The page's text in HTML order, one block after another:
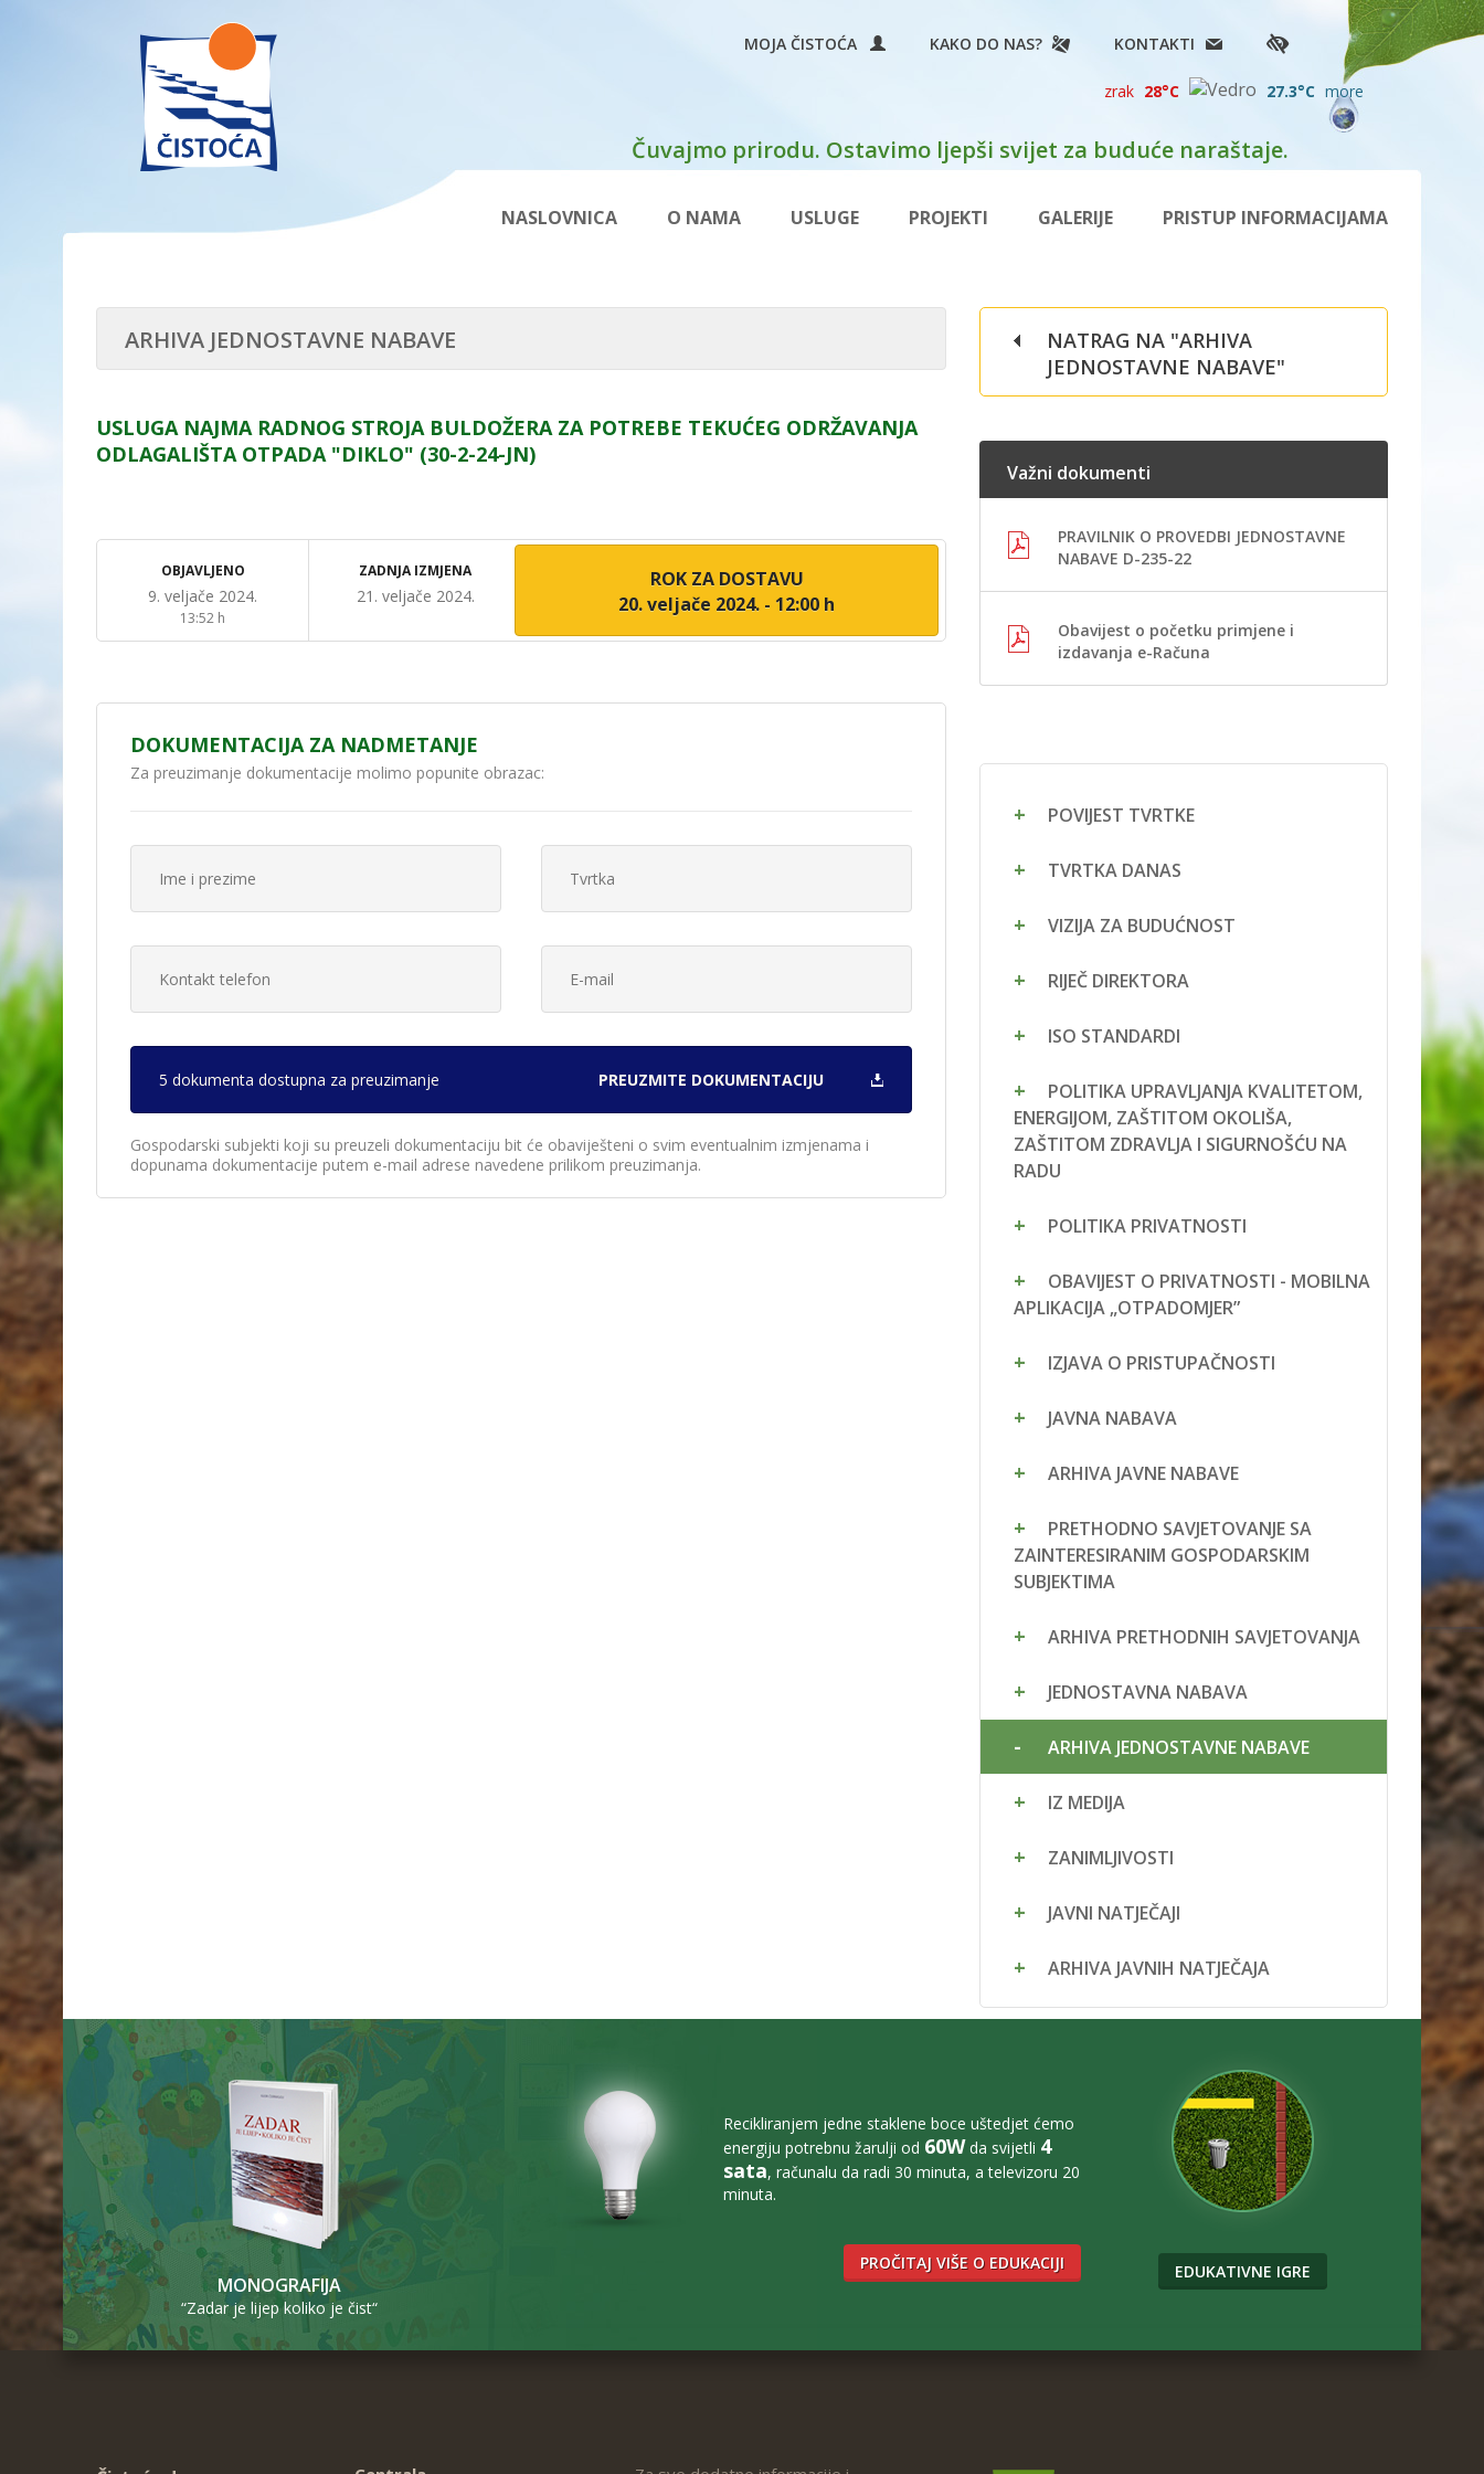
KONTAKTI
KAKO DO NAS?
MOJA ČISTOĆA
zrak 28°C 27.3°C more
Čuvajmo prirodu. Ostavimo ljepši svijet za buduće naraštaje.
NASLOVNICA O NAMA USLUGE PROJEKTI GALERIJE PRISTUP INFORMACIJAMA
ARHIVA JEDNOSTAVNE NABAVE
USLUGA NAJMA RADNOG STROJA BULDOŽERA ZA POTREBE TEKUĆEG ODRŽAVANJA
ODLAGALIŠTA OTPADA "DIKLO" (30-2-24-JN)
OBJAVLJENO
9. veljače 2024.
13:52 h
ZADNJA IZMJENA
21. veljače 2024.
ROK ZA DOSTAVU
20. veljače 2024. - 12:00 h
DOKUMENTACIJA ZA NADMETANJE
Za preuzimanje dokumentacije molimo popunite obrazac:
5 dokumenta dostupna za preuzimanje
Gospodarski subjekti koji su preuzeli dokumentaciju bit će obaviješteni o svim eventualnim izmjenama i
dopunama dokumentacije putem e-mail adrese navedene prilikom preuzimanja.
NATRAG NA "ARHIVA
JEDNOSTAVNE NABAVE"
Važni dokumenti
PRAVILNIK O PROVEDBI JEDNOSTAVNE
NABAVE D-235-22
Obavijest o početku primjene i
izdavanja e-Računa
POVIJEST TVRTKE
TVRTKA DANAS
VIZIJA ZA BUDUĆNOST
RIJEČ DIREKTORA
ISO STANDARDI
POLITIKA UPRAVLJANJA KVALITETOM,
ENERGIJOM, ZAŠTITOM OKOLIŠA,
ZAŠTITOM ZDRAVLJA I SIGURNOŠĆU NA
RADU
POLITIKA PRIVATNOSTI
OBAVIJEST O PRIVATNOSTI - MOBILNA
APLIKACIJA „OTPADOMJER”
IZJAVA O PRISTUPAČNOSTI
JAVNA NABAVA
ARHIVA JAVNE NABAVE
PRETHODNO SAVJETOVANJE SA
ZAINTERESIRANIM GOSPODARSKIM
SUBJEKTIMA
ARHIVA PRETHODNIH SAVJETOVANJA
JEDNOSTAVNA NABAVA
ARHIVA JEDNOSTAVNE NABAVE
IZ MEDIJA
ZANIMLJIVOSTI
JAVNI NATJEČAJI
ARHIVA JAVNIH NATJEČAJA
MONOGRAFIJA
“Zadar je lijep koliko je čist“
Recikliranjem jedne staklene boce uštedjet ćemo
energiju potrebnu žarulji od 60Wda svijetli 4
sata, računalu da radi 30 minuta, a televizoru 20
minuta.
PROČITAJ VIŠE O EDUKACIJI EDUKATIVNE IGRE